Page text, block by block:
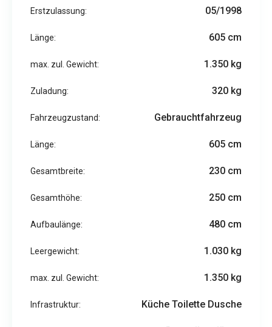
Erstzulassung: 05/1998
Länge: 605 cm
max. zul. Gewicht: 1.350 kg
Zuladung: 320 kg
Fahrzeugzustand: Gebrauchtfahrzeug
Länge: 605 cm
Gesamtbreite: 230 cm
Gesamthöhe: 250 cm
Aufbaulänge: 480 cm
Leergewicht: 1.030 kg
max. zul. Gewicht: 1.350 kg
Infrastruktur: Küche Toilette Dusche